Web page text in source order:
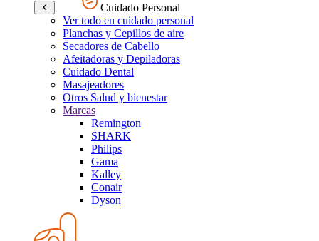
Cuidado Personal
Ver todo en cuidado personal
Planchas y Cepillos de aire
Secadores de Cabello
Afeitadoras y Depiladoras
Cuidado Dental
Masajeadores
Otros Salud y bienestar
Marcas
Remington
SHARK
Philips
Gama
Kalley
Conair
Dyson